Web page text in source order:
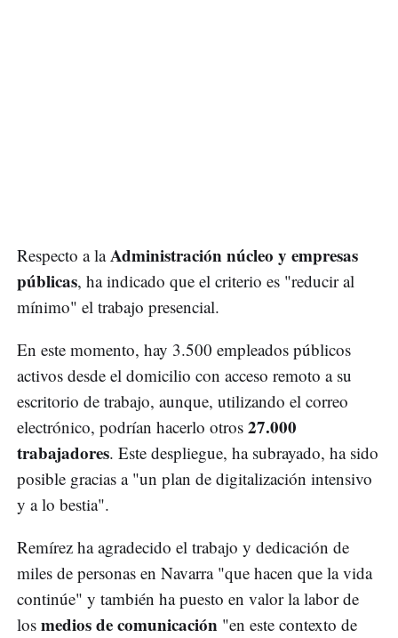
Respecto a laAdministración núcleo y empresas
públicas, ha indicado que el criterio es "reducir al
mínimo" el trabajo presencial.
En este momento, hay 3.500 empleados públicos
activos desde el domicilio con acceso remoto a su
escritorio de trabajo, aunque, utilizando el correo
electrónico, podrían hacerlo otros 27.000
trabajadores. Este despliegue, ha subrayado, ha sido
posible gracias a "un plan de digitalización intensivo
y a lo bestia".
Remírez ha agradecido el trabajo y dedicación de
miles de personas en Navarra "que hacen que la vida
continúe" y también ha puesto en valor la labor de
los medios de comunicación "en este contexto de